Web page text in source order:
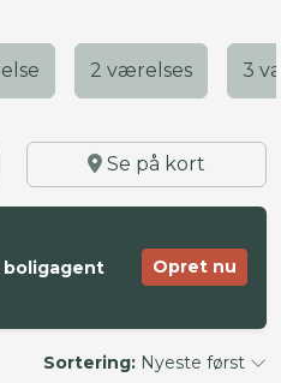
2 værelses 3
Se på kort
boligagent Opret nu
Sortering: Nyeste først